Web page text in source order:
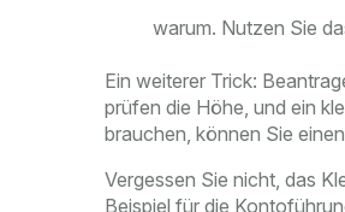
warum. Nutzen Sie
Ein weiterer Trick:
prüfen die Höhe, und ein
brauchen, können Sie
Vergessen Sie nicht, das
Beispiel für die